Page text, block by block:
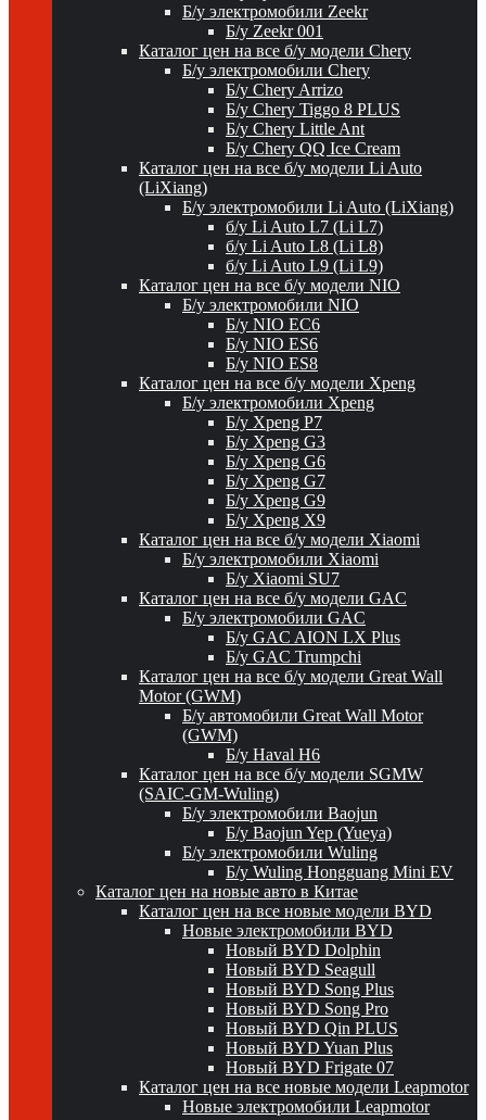
Б/у электромобили Zeekr
Б/у Zeekr 001
Каталог цен на все б/у модели Chery
Б/у электромобили Chery
Б/у Chery Arrizo
Б/у Chery Tiggo 8 PLUS
Б/у Chery Little Ant
Б/у Chery QQ Ice Cream
Каталог цен на все б/у модели Li Auto
(LiXiang)
Б/у электромобили Li Auto (LiXiang)
б/у Li Auto L7 (Li L7)
б/у Li Auto L8 (Li L8)
б/у Li Auto L9 (Li L9)
Каталог цен на все б/у модели NIO
Б/у электромобили NIO
Б/у NIO EC6
Б/у NIO ES6
Б/у NIO ES8
Каталог цен на все б/у модели Xpeng
Б/у электромобили Xpeng
Б/у Xpeng P7
Б/у Xpeng G3
Б/у Xpeng G6
Б/у Xpeng G7
Б/у Xpeng G9
Б/у Xpeng X9
Каталог цен на все б/у модели Xiaomi
Б/у электромобили Xiaomi
Б/у Xiaomi SU7
Каталог цен на все б/у модели GAC
Б/у электромобили GAC
Б/у GAC AION LX Plus
Б/у GAC Trumpchi
Каталог цен на все б/у модели Great Wall
Motor (GWM)
Б/у автомобили Great Wall Motor
(GWM)
Б/у Haval H6
Каталог цен на все б/у модели SGMW
(SAIC-GM-Wuling)
Б/у электромобили Baojun
Б/у Baojun Yep (Yueya)
Б/у электромобили Wuling
Б/у Wuling Hongguang Mini EV
Каталог цен на новые авто в Китае
Каталог цен на все новые модели BYD
Новые электромобили BYD
Новый BYD Dolphin
Новый BYD Seagull
Новый BYD Song Plus
Новый BYD Song Pro
Новый BYD Qin PLUS
Новый BYD Yuan Plus
Новый BYD Frigate 07
Каталог цен на все новые модели Leapmotor
Новые электромобили Leapmotor